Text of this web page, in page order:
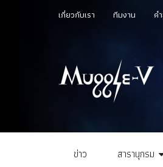
เกี่ยวกับเรา ทีมงาน ค
ข่าว สารานุกรม